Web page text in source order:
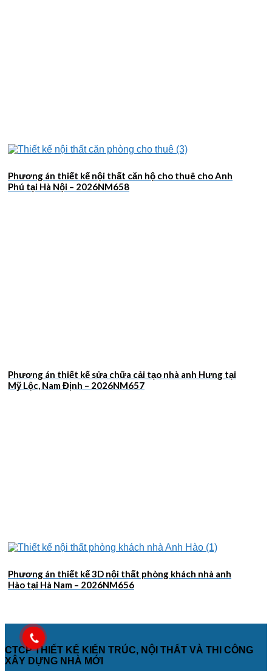
Phương án thiết kế nội thất căn hộ cho thuê cho Anh
Phú tại Hà Nội – 2026NM658
Phương án thiết kế sửa chữa cải tạo nhà anh Hưng tại
Mỹ Lộc, Nam Định – 2026NM657
Phương án thiết kế 3D nội thất phòng khách nhà anh
Hào tại Hà Nam – 2026NM656
CTCP THIẾT KẾ KIẾN TRÚC, NỘI THẤT VÀ THI CÔNG
XÂY DỰNG NHÀ MỚI